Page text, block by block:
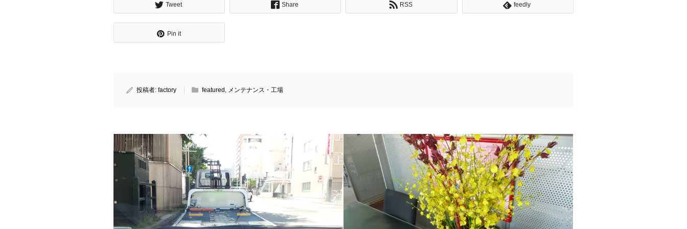
Tweet Share RSS feedly
Pin it
投稿者: factory featured , メンテナンス・工場